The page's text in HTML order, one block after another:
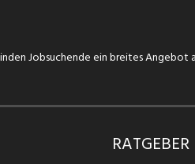
Jobsuchende ein breites Angebot
RATGEBER